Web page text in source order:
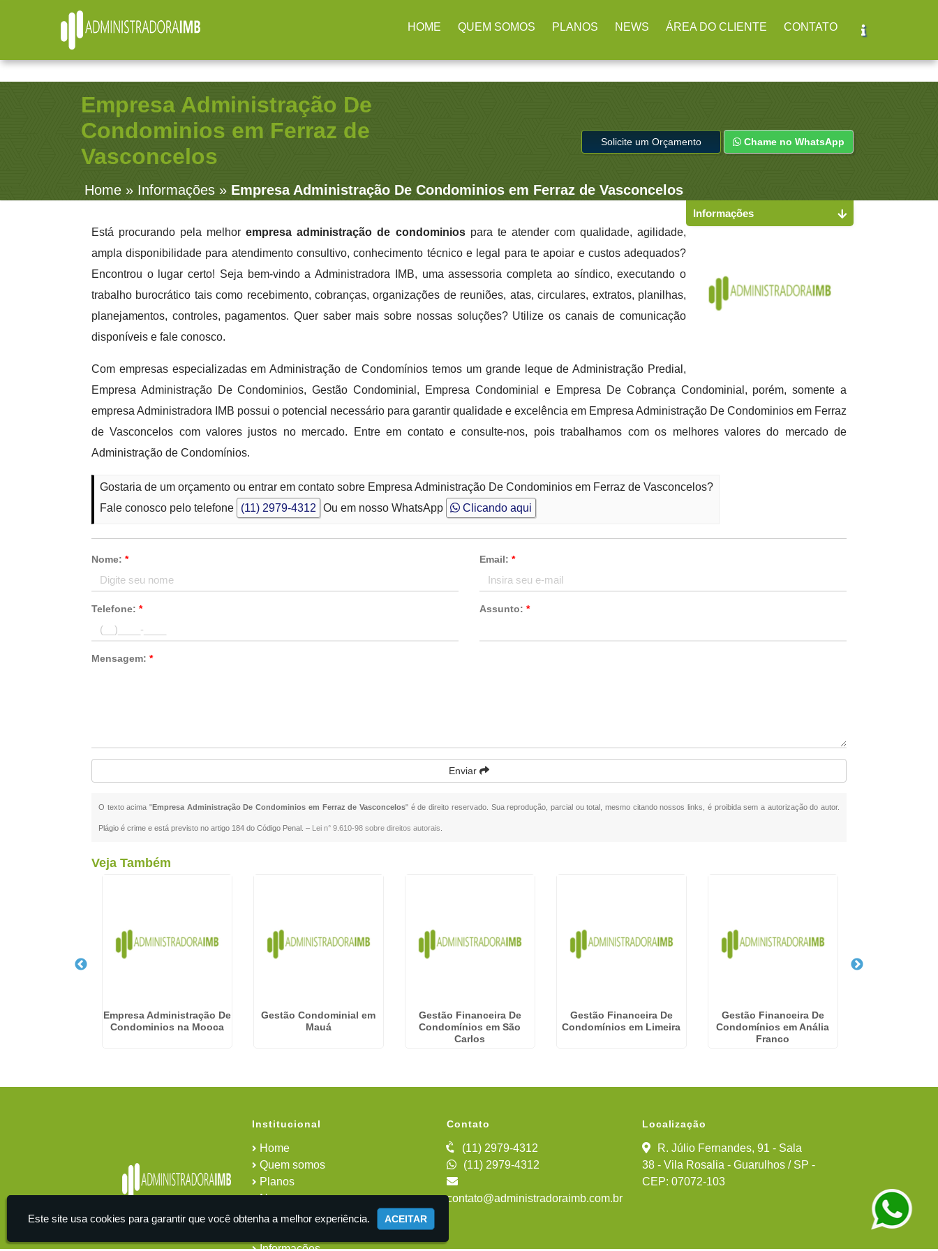
R. Júlio Fernandes, 91 - Sala 38 - Vila Rosalia - Guarulhos / SP
Empresa Administração De
Condominios em Ferraz de
Vasconcelos
Home» Informações » Empresa Administração De Condominios em Ferraz de Vasconcelos
Solicite um Orçamento Chame no WhatsApp
Está procurando pela melhorempresa administração de condominiospara te atender com qualidade, agilidade,
ampla disponibilidade para atendimento consultivo, conhecimento técnico e legal para te apoiar e custos adequados?
Encontrou o lugar certo! Seja bem-vindo a Administradora IMB, uma assessoria completa ao síndico, executando o
trabalho burocrático tais como recebimento, cobranças, organizações de reuniões, atas, circulares, extratos, planilhas,
planejamentos, controles, pagamentos. Quer saber mais sobre nossas soluções? Utilize os canais de comunicação
disponíveis e fale conosco.
Com empresas especializadas em Administração de Condomínios temos um grande leque de Administração Predial,
Empresa Administração De Condominios, Gestão Condominial, Empresa Condominial e Empresa De Cobrança Condominial, porém, somente a
empresa Administradora IMB possui o potencial necessário para garantir qualidade e excelência em Empresa Administração De Condominios em Ferraz
de Vasconcelos com valores justos no mercado. Entre em contato e consulte-nos, pois trabalhamos com os melhores valores do mercado de
Administração de Condomínios.
Gostaria de um orçamento ou entrar em contato sobre Empresa Administração De Condominios em Ferraz de Vasconcelos?
Fale conosco pelo telefone
(11) 2979-4312 Ou em nosso WhatsApp Clicando aqui
Nome: * Email: *
Telefone: * Assunto: *
Mensagem: *
Enviar
O texto acima "Empresa Administração De Condominios em Ferraz de Vasconcelos" é de direito reservado. Sua reprodução, parcial ou total, mesmo citando nossos links, é proibida sem a autorização do autor.
Plágio é crime e está previsto no artigo 184 do Código Penal. – Lei n° 9.610-98 sobre direitos autorais
Informações
Veja Também
Empresa Administração De
Condominios na Mooca
Gestão Condominial em
Mauá
Gestão Financeira De
Condomínios em São
Carlos
Gestão Financeira De
Condomínios em Limeira
Gestão Financeira De
Condomínios em Anália
Franco
Institucional
Home
Quem somos
Planos
News
Área do cliente
Informações
Contato
(11) 2979-4312
(11) 2979-4312
contato@administradoraimb.com.br
Localização
R. Júlio Fernandes, 91 - Sala
38 - Vila Rosalia - Guarulhos / SP -
CEP: 07072-103
Este site usa cookies para garantir que você obtenha a melhor experiência. ACEITAR